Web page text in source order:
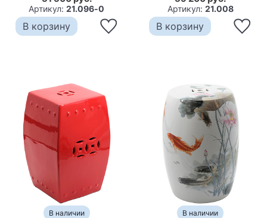
Артикул:21.096-0
В корзину
Артикул: 21.008
В корзину
В наличии В наличии